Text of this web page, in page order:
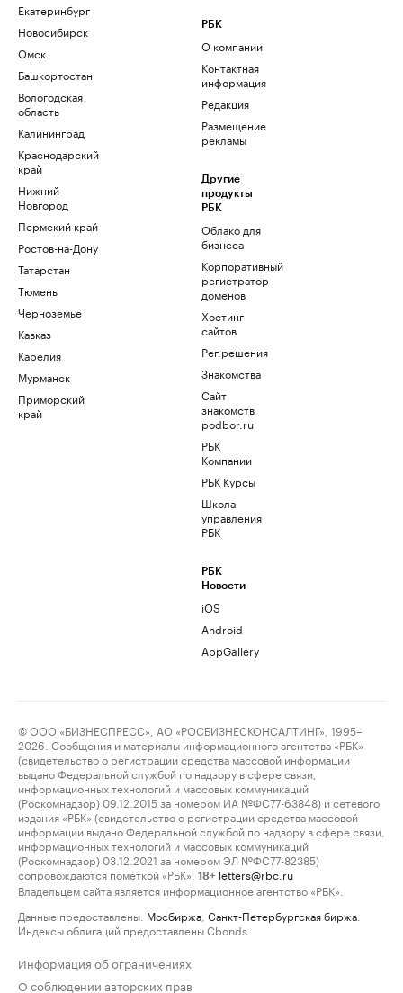
Екатеринбург
Новосибирск
Омск
Башкортостан
Вологодская
область
Калининград
Краснодарский
край
Нижний
Новгород
Пермский край
Ростов-на-Дону
Татарстан
Тюмень
Черноземье
Кавказ
Карелия
Мурманск
Приморский
край
РБК
О компании
Контактная
информация
Редакция
Размещение
рекламы
Другие
продукты
РБК
Облако для
бизнеса
Корпоративный
регистратор
доменов
Хостинг
сайтов
Рег.решения
Знакомства
Сайт
знакомств
podbor.ru
РБК
Компании
РБК Курсы
Школа
управления
РБК
РБК
Новости
iOS
Android
AppGallery
© ООО «БИЗНЕСПРЕСС», АО «РОСБИЗНЕСКОНСАЛТИНГ», 1995–
2026. Сообщения и материалы информационного агентства «РБК»
(свидетельство о регистрации средства массовой информации
выдано Федеральной службой по надзору в сфере связи,
информационных технологий и массовых коммуникаций
(Роскомнадзор) 09.12.2015 за номером ИА №ФС77-63848) и сетевого
издания «РБК» (свидетельство о регистрации средства массовой
информации выдано Федеральной службой по надзору в сфере связи,
информационных технологий и массовых коммуникаций
(Роскомнадзор) 03.12.2021 за номером ЭЛ №ФС77-82385)
сопровождаются пометкой «РБК».
18+ letters@rbc.ru
Владельцем сайта является информационное агентство «РБК».
Данные предоставлены: Мосбиржа Санкт-Петербургская биржа
Индексы облигаций предоставлены Cbonds.
Информация об ограничениях
О соблюдении авторских прав